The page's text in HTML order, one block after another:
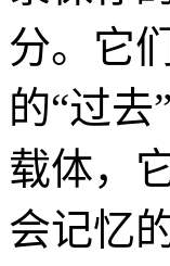
分。它
的“过
载体，
会记忆